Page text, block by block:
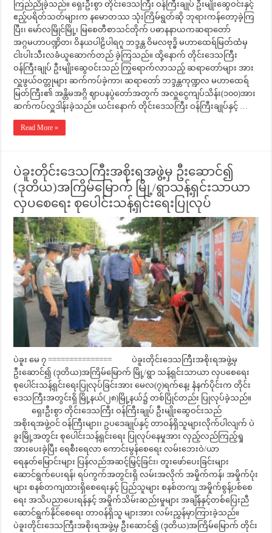
ကြည်ညိုခဲ့သည်။ ရှေးဦးစွာ တိုင်းဒေသကြီး ဝန်ကြီးချုပ် ဦးမျိုးဆွေဝင်းနှင့်
ဧည့်ပရိတ်သတ်များက နမောတဿ သုံးကြိမ်ရွတ်ဆို ဘုရားကန်တော့ခဲ့ကြ
ပြီး၊ မော်လမြိုင်မြို့၊ မြစေတီစာသင်တိုက် ပဓာနနာယကဆရာတော်
အဂ္ဂမဟာပဏ္ဍိတ၊ ဝိနယပါဠိပါရဂူ ဘဒ္ဒန္တ ဝိမလဗုဒ္ဓိ မဟာထေရ်မြတ်ထံမှ
ငါးပါးသီးလခံယူဆောက်တည် ခဲ့ကြသည်။ ထို့နောက် တိုင်းဒေသကြီး
ဝန်ကြီးချုပ် ဦးမျိုးဆွေဝင်းသည် ကြွရောက်လာသည့် ဆရာတော်များ အား
လှူဖွယ်ဝတ္တုများ ဆက်ကပ်ခဲ့ကာ၊ ဆရာတော် ဘဒ္ဒန္တကုဏ္ဍလ မဟာထေရ်
မြတ်ကြီး၏ အန္တိမအဂ္ဂိ ဈာပနပွဲတော်အတွက် အလှူငွေကျပ်သိန်း(၁၀၀)အား
ဆက်ကပ်လှူဒါန်းခဲ့သည်။ ယင်းနောက် တိုင်းဒေသကြီး ဝန်ကြီးချုပ်နှင့် …
Read More »
ပဲခူးတိုင်းဒေသကြီးအစိုးရအဖွဲ့မှ ဦးဆောင်၍
(ဒုတိယ)အကြိမ်မြောက် မြို့/ရွာသန့်ရှင်းသာယာ
လှပစေရေး စုပေါင်းသန့်ရှင်းရေးပြုလုပ်
ပဲခူး မေ ၇ =============== ပဲခူးတိုင်းဒေသကြီးအစိုးရအဖွဲ့မှ
ဦးဆောင်၍ (ဒုတိယ)အကြိမ်မြောက် မြို့/ရွာ သန့်ရှင်းသာယာ လှပစေရေး
စုပေါင်းသန့်ရှင်းရေးပြုလုပ်ခြင်းအား မေလ(၇)ရက်နေ့၊ နံနက်ပိုင်းက တိုင်း
ဒေသကြီးအတွင်းရှိ မြို့နယ်(၂၈)မြို့နယ်၌ တစ်ပြိုင်တည်း ပြုလုပ်ခဲ့သည်။
ရှေးဦးစွာ တိုင်းဒေသကြီး ဝန်ကြီးချုပ် ဦးမျိုးဆွေဝင်းသည်
အစိုးရအဖွဲ့ဝင် ဝန်ကြီးများ၊ ဥပဒေချုပ်နှင့် တာဝန်ရှိသူများလိုက်ပါလျက် ပဲ
ခူးမြို့အတွင်း စုပေါင်းသန့်ရှင်းရေး ပြုလုပ်နေမှုအား လှည့်လည်ကြည့်ရှု
အားပေးခဲ့ပြီး ရေစီးရေလာ ကောင်းမွန်စေရေး လမ်းဘေးဝဲ/ယာ
ရေနုတ်မြောင်းများ ပြန်လည်အဆင့်မြှင့်ခြင်း၊ တူးဖော်ပေးခြင်းများ
ဆောင်ရွက်ပေးရန်၊ ရပ်ကွက်အတွင်းရှိ လမ်းအလိုက် အမှိုက်ကန်၊ အမှိုက်ပုံး
များ စနစ်တကျထားရှိစေရေးနှင့် ပြည်သူများ စနစ်တကျ အမှိုက်စွန့်ပစ်စေ
ရေး အသိပညာပေးရန်နှင့် အမှိုက်သိမ်းဆည်းမှုများ အချိန်နှင့်တစ်ပြေးညီ
ဆောင်ရွက်နိုင်စေရေး တာဝန်ရှိသူ များအား လမ်းညွှန်မှာကြားခဲ့သည်။
ပဲခူးတိုင်းဒေသကြီးအစိုးရအဖွဲ့မှ ဦးဆောင်၍ (ဒုတိယ)အကြိမ်မြောက် တိုင်း